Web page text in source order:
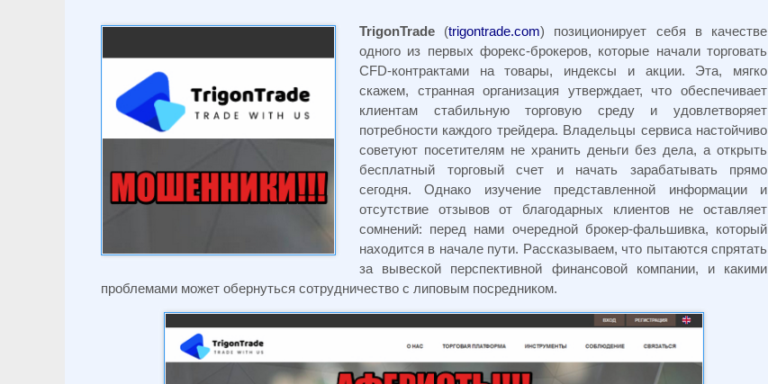
TrigonTrade (trigontrade.com) позиционирует себя в качестве
одного из первых форекс-брокеров, которые начали торговать
CFD-контрактами на товары, индексы и акции. Эта, мягко
скажем, странная организация утверждает, что обеспечивает
клиентам стабильную торговую среду и удовлетворяет
потребности каждого трейдера. Владельцы сервиса настойчиво
советуют посетителям не хранить деньги без дела, а открыть
бесплатный торговый счет и начать зарабатывать прямо
сегодня. Однако изучение представленной информации и
отсутствие отзывов от благодарных клиентов не оставляет
сомнений: перед нами очередной брокер-фальшивка, который
находится в начале пути. Рассказываем, что пытаются спрятать
за вывеской перспективной финансовой компании, и какими
проблемами может обернуться сотрудничество с липовым посредником.